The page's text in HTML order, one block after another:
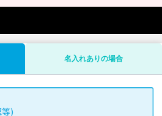
名入れありの場合